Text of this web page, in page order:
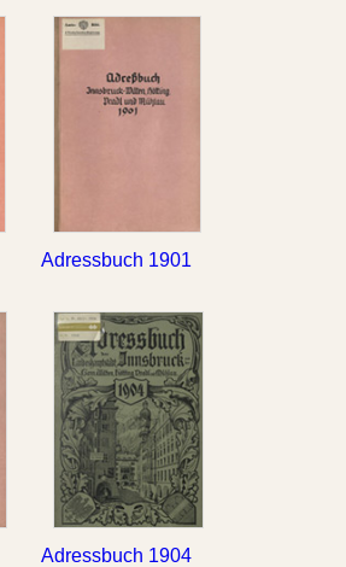
Adressbuch 1901
Adressbuch 1904